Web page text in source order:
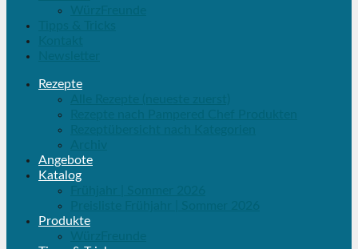
Rezepte
Angebote
Katalog
Produkte